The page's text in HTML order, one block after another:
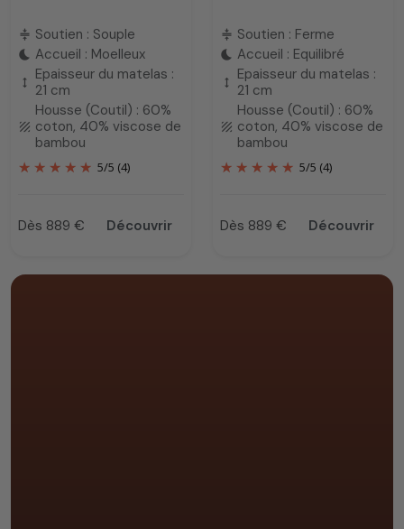
compress Soutien : Souple
bedtime Accueil : Moelleux
height
Epaisseur du matelas :
21 cm
texture
Housse (Coutil) : 60%
coton, 40% viscose de
bambou
5/5 (4)
Prix
Dès 889 € Découvrir
compress Soutien : Ferme
bedtime Accueil : Equilibré
height
Epaisseur du matelas :
21 cm
texture
Housse (Coutil) : 60%
coton, 40% viscose de
bambou
5/5 (4)
Prix
Dès 889 € Découvrir